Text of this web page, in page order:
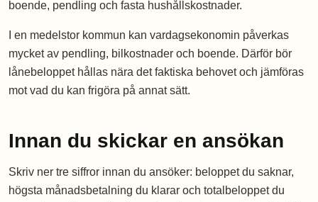
boende, pendling och fasta hushållskostnader.
I en medelstor kommun kan vardagsekonomin påverkas
mycket av pendling, bilkostnader och boende. Därför bör
lånebeloppet hållas nära det faktiska behovet och jämföras
mot vad du kan frigöra på annat sätt.
Innan du skickar en ansökan
Skriv ner tre siffror innan du ansöker: beloppet du saknar,
högsta månadsbetalning du klarar och totalbeloppet du